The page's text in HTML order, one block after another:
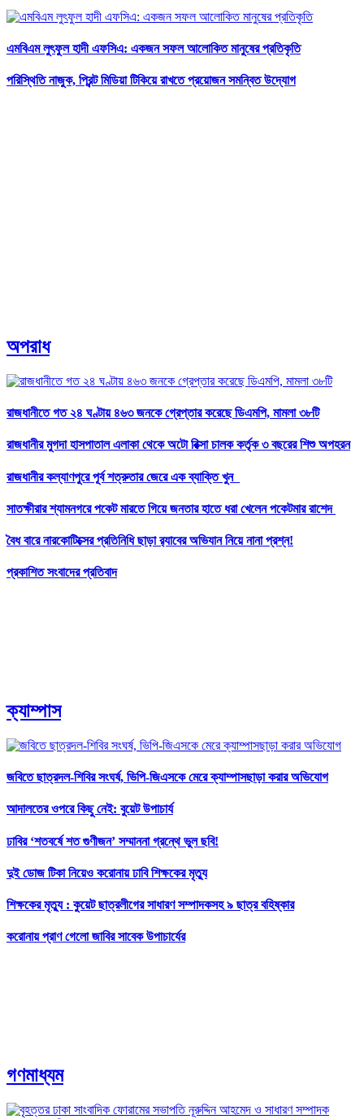
এমবিএম লুৎফুল হাদী এফসিএ: একজন সফল আলোকিত মানুষের প্রতিকৃতি
পরিস্থিতি নাজুক, প্রিন্ট মিডিয়া টিকিয়ে রাখতে প্রয়োজন সমন্বিত উদ্যোগ
অপরাধ
রাজধানীতে গত ২৪ ঘণ্টায় ৪৬৩ জনকে গ্রেপ্তার করেছে ডিএমপি, মামলা ৩৮টি
রাজধানীর মুগদা হাসপাতাল এলাকা থেকে অটো রিক্সা চালক কর্তৃক ৩ বছরের শিশু অপহরন
রাজধানীর কল্যাণপুরে পূর্ব শত্রুতার জেরে এক ব্যাক্তি খুন
সাতক্ষীরার শ্যামনগরে পকেট মারতে গিয়ে জনতার হাতে ধরা খেলেন পকেটমার রাশেদ
বৈধ বারে নারকোটিক্সের প্রতিনিধি ছাড়া র‍্যাবের অভিযান নিয়ে নানা প্রশ্ন!
প্রকাশিত সংবাদের প্রতিবাদ
ক্যাম্পাস
জবিতে ছাত্রদল-শিবির সংঘর্ষ, ভিপি-জিএসকে মেরে ক্যাম্পাসছাড়া করার অভিযোগ
আদালতের ওপরে কিছু নেই: বুয়েট উপাচার্য
ঢাবির ‘শতবর্ষে শত গুণীজন’ সম্মাননা গ্রন্থে ভুল ছবি!
দুই ডোজ টিকা নিয়েও করোনায় ঢাবি শিক্ষকের মৃত্যু
শিক্ষকের মৃত্যু : কুয়েট ছাত্রলীগের সাধারণ সম্পাদকসহ ৯ ছাত্র বহিষ্কার
করোনায় প্রাণ গেলো জাবির সাবেক উপাচার্যের
গণমাধ্যম